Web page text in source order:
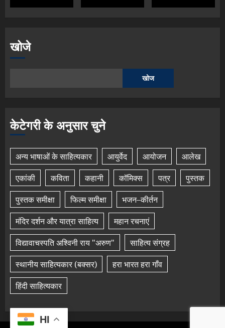
खोजे
खोज
केटेगरी के अनुसार चुने
अन्य भाषाओं के साहित्यकार आयुर्वेद आयोजन
आलेख
एकांकी
कविता कहानी कॉमिक्स पत्र
पुस्तक
पुस्तक समीक्षा
फिल्म समीक्षा
भजन–कीर्तन
मंदिर दर्शन और यात्रा साहित्य
महान रचनाएं
विद्यावाचस्पति अश्विनी राय "अरुण"
साहित्य संग्रह
स्थानीय साहित्यकार (बक्सर)
हरा भारत हरा गाँव
हिंदी साहित्यकार
HI